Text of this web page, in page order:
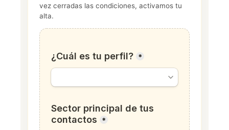
vez cerradas las condiciones, activamos tu
alta.